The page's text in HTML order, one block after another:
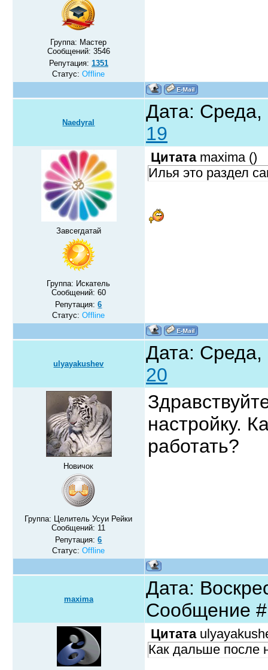
Группа: Мастер
Сообщений: 3546
Репутация: 1351
Статус:Offline
Naedyral
Дата:
19
Завсегдатай
Группа: Искатель
Сообщений: 60
Репутация:6
Статус:Offline
Цитата maxima ()
Илья это раздел
ulyayakushev
Дата:
20
Новичок
Группа: Целитель Усуи Рейки
Сообщений: 11
Репутация:6
Статус:Offline
настройку.
работать?
maxima
Дата:
Сообщение
Цитата
Как дальше после